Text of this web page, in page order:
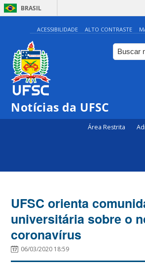
BRASIL
ACESSIBILIDADE ALTO CONTRASTE
Notícias da UFSC
Área Restrita
UFSC orienta
universitária sobre o
coronavírus
06/03/2020 18:59